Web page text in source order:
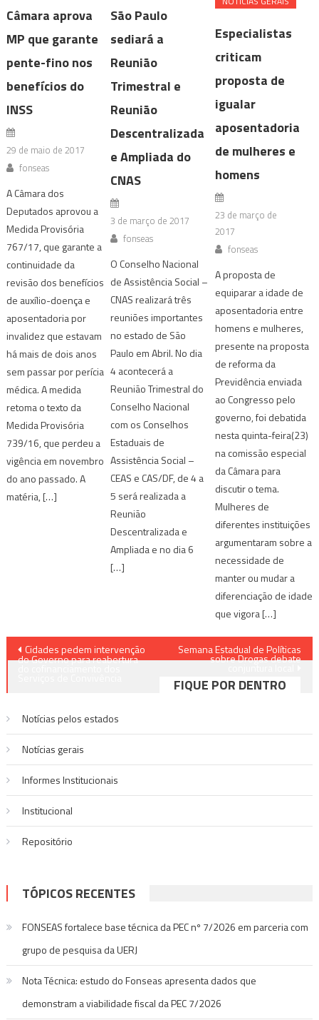
Câmara aprova
MP que garante
pente-fino nos
benefícios do
INSS
29 de maio de 2017
fonseas
A Câmara dos
Deputados aprovou a
Medida Provisória
767/17, que garante a
continuidade da
revisão dos benefícios
de auxílio-doença e
aposentadoria por
invalidez que estavam
há mais de dois anos
sem passar por perícia
médica. A medida
retoma o texto da
Medida Provisória
739/16, que perdeu a
vigência em novembro
do ano passado. A
matéria, […]
São Paulo
sediará a
Reunião
Trimestral e
Reunião
Descentralizada
e Ampliada do
CNAS
3 de março de 2017
fonseas
O Conselho Nacional
de Assistência Social –
CNAS realizará três
reuniões importantes
no estado de São
Paulo em Abril. No dia
4 acontecerá a
Reunião Trimestral do
Conselho Nacional
com os Conselhos
Estaduais de
Assistência Social –
CEAS e CAS/DF, de 4 a
5 será realizada a
Reunião
Descentralizada e
Ampliada e no dia 6
[…]
Especialistas
criticam
proposta de
igualar
aposentadoria
de mulheres e
homens
23 de março de
2017
fonseas
A proposta de
equiparar a idade de
aposentadoria entre
homens e mulheres,
presente na proposta
de reforma da
Previdência enviada
ao Congresso pelo
governo, foi debatida
nesta quinta-feira(23)
na comissão especial
da Câmara para
discutir o tema.
Mulheres de
diferentes instituições
argumentaram sobre a
necessidade de
manter ou mudar a
diferenciação de idade
que vigora […]
Navegação
Cidades pedem intervenção
do Governo para reabertura
Semana Estadual de Políticas
sobre Drogas debate
FIQUE POR DENTRO
Notícias pelos estados
Notí­cias gerais
Informes Institucionais
Institucional
Repositório
TÓPICOS RECENTES
FONSEAS fortalece base técnica da PEC nº 7/2026 em parceria com
grupo de pesquisa da UERJ
Nota Técnica: estudo do Fonseas apresenta dados que
demonstram a viabilidade fiscal da PEC 7/2026